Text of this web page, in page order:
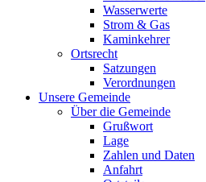
Wasserwerte
Strom & Gas
Kaminkehrer
Ortsrecht
Satzungen
Verordnungen
Unsere Gemeinde
Über die Gemeinde
Grußwort
Lage
Zahlen und Daten
Anfahrt